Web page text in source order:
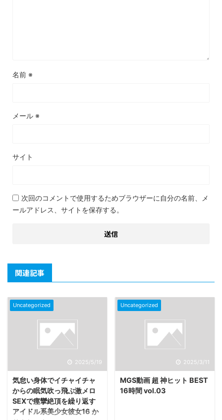
名前 ※
メール ※
サイト
次回のコメントで使用するためブラウザーに自分の名前、メ
ールアドレス、サイトを保存する。
関連記事
Uncategorized
2025/5/19
気怠い身体でイチャイチャ
からの眠気吹っ飛ぶ激メロ
SEXで痙攣絶頂を繰り返す
アイドル系美少女彼女16 か
Uncategorized
2025/3/11
MGS動画 超 神ヒット BEST
16時間 vol.03